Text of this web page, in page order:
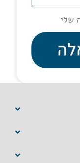
שלי